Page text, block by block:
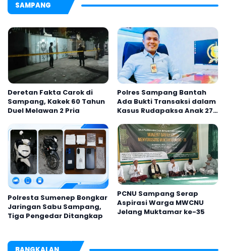
SAMPANG
Deretan Fakta Carok di
Sampang, Kakek 60 Tahun
Duel Melawan 2 Pria
Polres Sampang Bantah
Ada Bukti Transaksi dalam
Kasus Rudapaksa Anak 27
Polresta Sumenep Bongkar
Jaringan Sabu Sampang,
Tiga Pengedar Ditangkap
PCNU Sampang Serap
Aspirasi Warga MWCNU
Jelang Muktamar ke-35